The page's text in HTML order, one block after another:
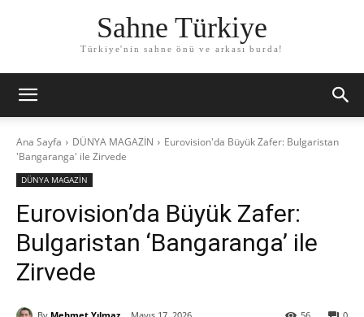
Sahne Türkiye
Türkiye'nin sahne önü ve arkası burda!
Ana Sayfa DÜNYA MAGAZİN
Eurovision'da Büyük Zafer: Bulgaristan
'Bangaranga' ile Zirvede
DÜNYA MAGAZİN
Eurovision’da Büyük Zafer:
Bulgaristan ‘Bangaranga’ ile
Zirvede